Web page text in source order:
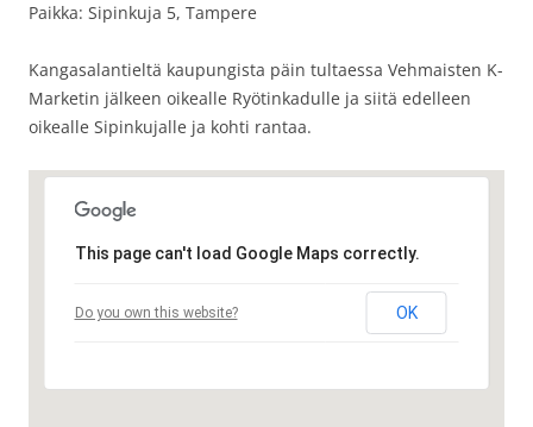
Paikka: Sipinkuja 5, Tampere
Kangasalantieltä kaupungista päin tultaessa Vehmaisten K-
Marketin jälkeen oikealle Ryötinkadulle ja siitä edelleen
oikealle Sipinkujalle ja kohti rantaa.
This page can't load Google Maps correctly.
Do you own this website? OK